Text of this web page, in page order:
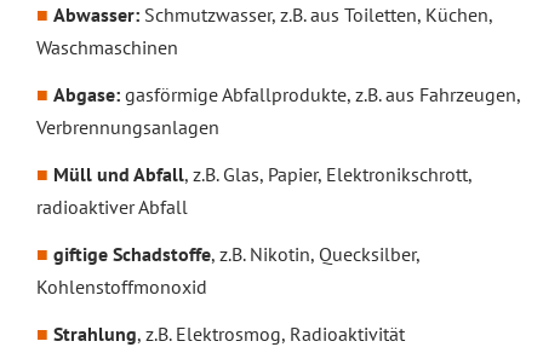
Abwasser: Schmutzwasser, z.B. aus Toiletten, Küchen,
Waschmaschinen
Abgase: gasförmige Abfallprodukte, z.B. aus Fahrzeugen,
Verbrennungsanlagen
Müll und Abfall, z.B. Glas, Papier, Elektronikschrott,
radioaktiver Abfall
giftige Schadstoffe, z.B. Nikotin, Quecksilber,
Kohlenstoffmonoxid
Strahlung, z.B. Elektrosmog, Radioaktivität